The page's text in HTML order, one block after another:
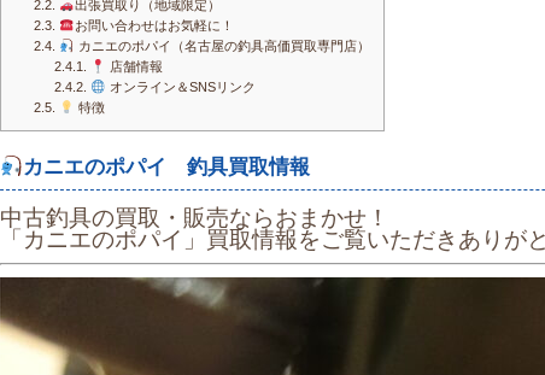
2.2.
出張買取り（地域限定）
2.3.
お問い合わせはお気軽に！
2.4.
カニエのポパイ（名古屋の釣具高価買取専門店）
2.4.1.
店舗情報
2.4.2.
オンライン＆SNSリンク
2.5.
特徴
カニエのポパイ 釣具買取情報
中古釣具の買取・販売ならおまかせ！
「カニエのポパイ」買取情報をご覧いただきありが